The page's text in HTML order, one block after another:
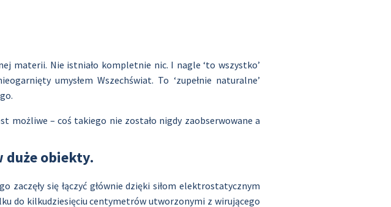
materii. Nie istniało kompletnie nic. I nagle ‘to wszystko’
umysłem Wszechświat. To ‘zupełnie naturalne’
możliwe – coś takiego nie zostało nigdy zaobserwowane a
duże obiekty.
zaczęły się łączyć głównie dzięki siłom elektrostatycznym
do kilkudziesięciu centymetrów utworzonymi z wirującego